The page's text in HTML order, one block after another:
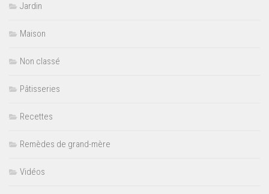
Jardin
Maison
Non classé
Pâtisseries
Recettes
Remèdes de grand-mère
Vidéos